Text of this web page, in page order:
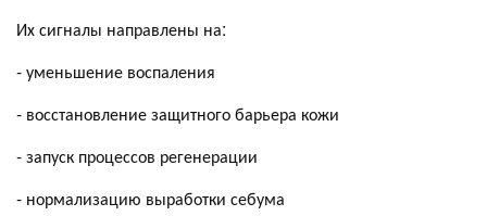
Их сигналы направлены на:
- уменьшение воспаления
- восстановление защитного барьера кожи
- запуск процессов регенерации
- нормализацию выработки себума